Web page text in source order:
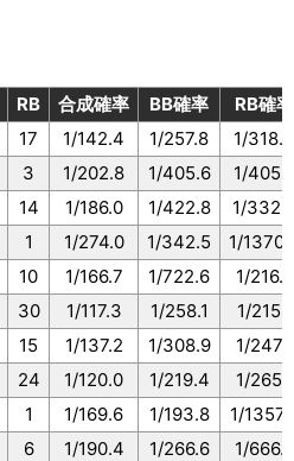
RB 合成確率 BB確率
RB確率
17 1/142.4 1/257.8
1/318.4
3 1/202.8 1/405.6
1/
14 1/186.0 1/422.8
1/
1 1/274.0 1/342.5
1/
10 1/166.7 1/722.6
1/216.8
30 1/117.3 1/258.1
1/215.1
15 1/137.2 1/308.9
1/247.1
24 1/120.0 1/219.4
1/265.1
1 1/169.6 1/193.8
1/
6 1/190.4 1/266.6
1/666.5